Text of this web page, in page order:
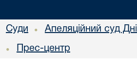
Суди • Апеляційний суд
• Прес-центр